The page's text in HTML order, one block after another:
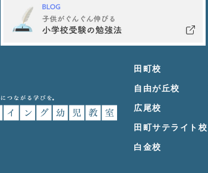
田町校
自由が丘校
広尾校
田町サテライト校
白金校